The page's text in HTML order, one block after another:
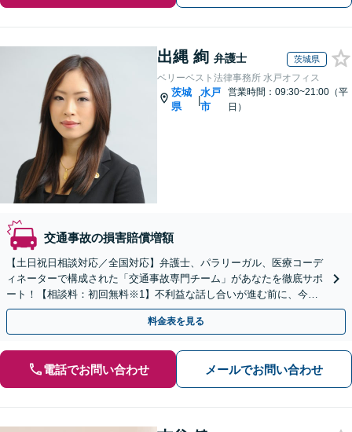
出縄 絢 弁護士 茨城県
ベリーベスト法律事務所 水戸オフィス
茨城
県
|
水戸
市
営業時間：09:30~21:00（平
日）
交通事故の損害賠償増額
【土日祝日相談対応／全国対応】弁護士、パラリーガル、医療コーデ
ィネーターで構成された「交通事故専門チーム」があなたを徹底サポ
ート！【相談料：初回無料※1】不利益な話し合いが進む前に、今す
ぐ相談！
料金表を見る
電話でお問い合わせ メールでお問い合わせ